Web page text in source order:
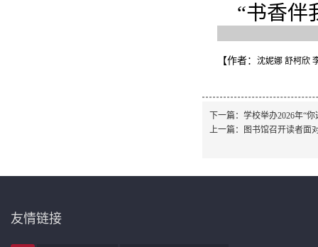
“书香伴
【作者： 沈妮娜 舒柯欣
下一篇： 学校举办2026年“
上一篇：
图书馆召开读者面
友情链接